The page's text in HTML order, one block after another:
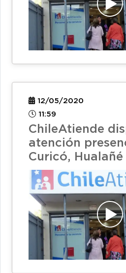
12/05/2020
11:59
ChileAtiende
atención
Curicó,